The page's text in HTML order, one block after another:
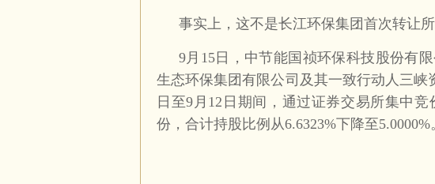
事实上，这不是长江环保集团首次转让
9月15日，中节能国祯环保科技股份有
生态环保集团有限公司及其一致行动人三峡
日至9月12日期间，通过证券交易所集中竞
份，合计持股比例从6.6323%下降至5.0000%